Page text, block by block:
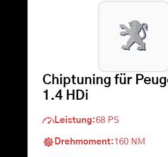
Warenkorb
Chiptuning für
1.4 HDi
Leistung:68 PS
Drehmoment: 160 NM